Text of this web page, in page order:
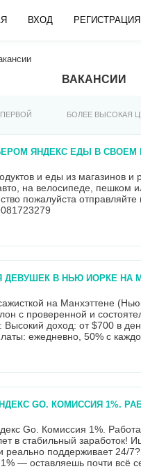
ВХОД РЕГИСТРАЦИЯ
ВАКАНСИИ
БОЛЕЕ ВЫСОКАЯ
ЯНДЕКС ЕДЫ В СВОЁМ
и еды из магазинов и
на велосипеде, пешком
пожалуйста
ДЕВУШЕК В НЬЮ ЙОРКЕ НА
на Манхэттене
с проверенной и
Высокий доход: от $700 в
ежедневно, 50% с
уже на ста...
GO. КОМИССИЯ 1%.
Go. Комиссия 1%.
в стабильный заработок!
реально поддерживает 24/
1% — оставляешь почти всё